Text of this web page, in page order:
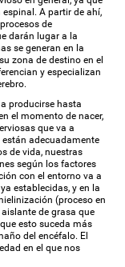
A partir de ahí,
de
darán lugar a la
se generan en la
zona de destino en el
y especializan
producirse hasta
el momento de nacer,
que va a
están adecuadamente
de vida, nuestras
según los factores
con el entorno va a
establecidas, y en la
(proceso en
de grasa que
esto suceda más
del encéfalo. El
en el que nos